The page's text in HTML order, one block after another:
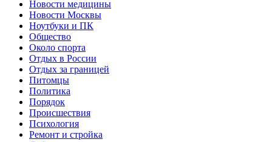
Новости медицины
Новости Москвы
Ноутбуки и ПК
Общество
Около спорта
Отдых в России
Отдых за границей
Питомцы
Политика
Порядок
Происшествия
Психология
Ремонт и стройка